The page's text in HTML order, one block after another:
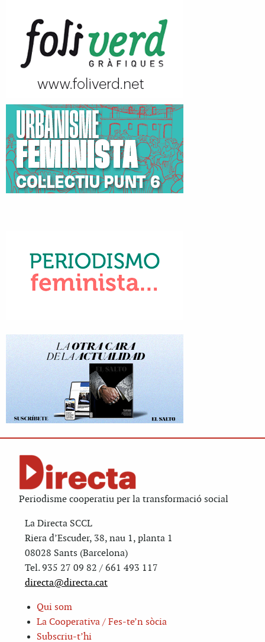
Periodisme cooperatiu per la transformació social
La Directa SCCL
Riera d’Escuder, 38, nau 1, planta 1
08028 Sants (Barcelona)
Tel. 935 27 09 82 / 661 493 117
directa@directa.cat
Qui som
La Cooperativa / Fes-te’n sòcia
Subscriu-t’hi